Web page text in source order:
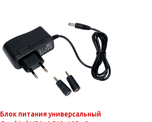
Блок питания универсальный